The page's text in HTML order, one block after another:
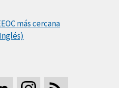
más cercana